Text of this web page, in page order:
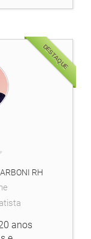
DESTAQUE
RH
anos